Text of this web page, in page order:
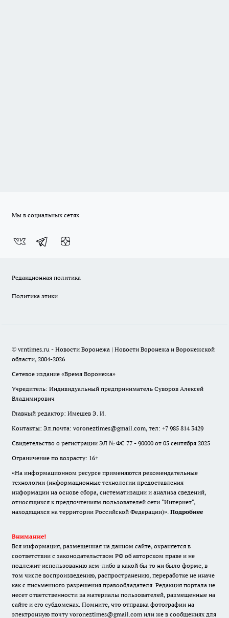
Мы в социальных сетях
Редакционная политика
Политика этики
© vrntimes.ru - Новости Воронежа | Новости Воронежа и Воронежской
области, 2004-2026
Сетевое издание «Время Воронежа»
Учредитель: Индивидуальный предприниматель Суворов Алексей
Владимирович
Главный редактор: Имешев Э. И.
Контакты: Эл.почта: voroneztimes@gmail.com, тел: +7 985 814 3429
Свидетельство о регистрации ЭЛ № ФС 77 - 90000 от 05 сентября 2025
Ограничение по возрасту: 16+
«На информационном ресурсе применяются рекомендательные
технологии (информационные технологии предоставления
информации на основе сбора, систематизации и анализа сведений,
относящихся к предпочтениям пользователей сети "Интернет",
находящихся на территории Российской Федерации)». Подробнее
Внимание!
Вся информация, размещенная на данном сайте, охраняется в
соответствии с законодательством РФ об авторском праве и не
подлежит использованию кем-либо в какой бы то ни было форме, в
том числе воспроизведению, распространению, переработке не иначе
как с письменного разрешения правообладателя. Редакция портала не
несет ответственности за материалы пользователей, размещенные на
сайте и его субдоменах. Помните, что отправка фотографии на
электронную почту voroneztimes@gmail.com или же в сообщениях для